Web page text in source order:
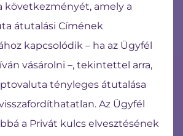
következményét, amely a
átutalási Címének
kapcsolódik – ha az Ügyfél
vásárolni –, tekintettel arra,
tényleges átutalása
Az Ügyfél
a Privát kulcs elvesztésének